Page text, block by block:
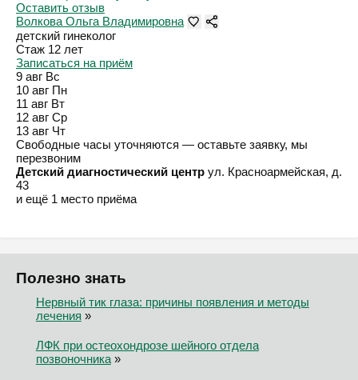
Оставить отзыв
Волкова Ольга Владимировна
детский гинеколог
Стаж 12 лет
Записаться на приём
9 авг Вс
10 авг Пн
11 авг Вт
12 авг Ср
13 авг Чт
Свободные часы уточняются — оставьте заявку, мы
перезвоним
Детский диагностический центр ул. Красноармейская, д.
43
и ещё 1 место приёма
Полезно знать
Нервный тик глаза: причины появления и методы
лечения »
ЛФК при остеохондрозе шейного отдела
позвоночника»